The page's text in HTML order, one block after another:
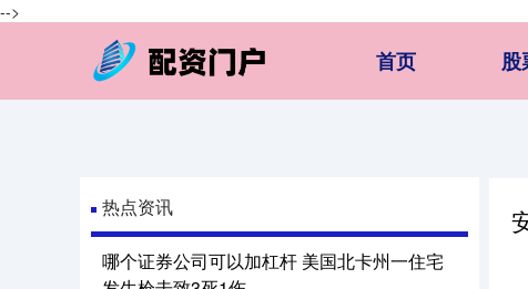
-->
首页 股
热点资讯
哪个证券公司可以加杠杆 美国北卡州一住宅